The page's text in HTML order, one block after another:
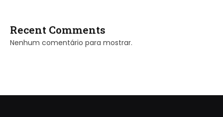
Recent Comments
Nenhum comentário para mostrar.